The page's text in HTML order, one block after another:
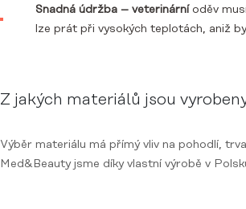
Snadná údržba – veterinárníoděv
lze prát při vysokých teplotách, aniž
Z jakých materiálů jsou
Výběr materiálu má přímý vliv na pohodlí,
Med&Beauty jsme díky vlastní výrobě v